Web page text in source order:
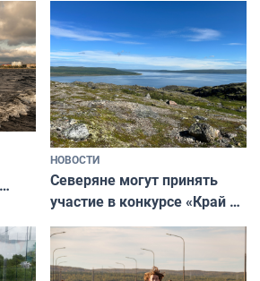
короткометражном фильме
НОВОСТИ
Северяне могут принять
участие в конкурсе «Край у
северной границы: фотогид
по Печенгскому округу»